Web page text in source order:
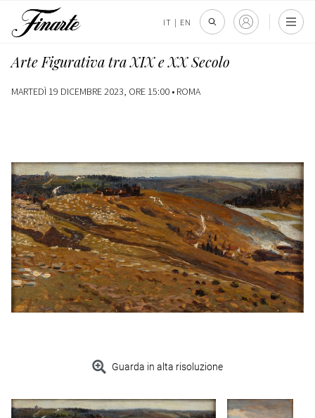
IT | EN
Arte Figurativa tra XIX e XX Secolo
MARTEDÌ 19 DICEMBRE 2023, ORE 15:00 • ROMA
Guarda in alta risoluzione